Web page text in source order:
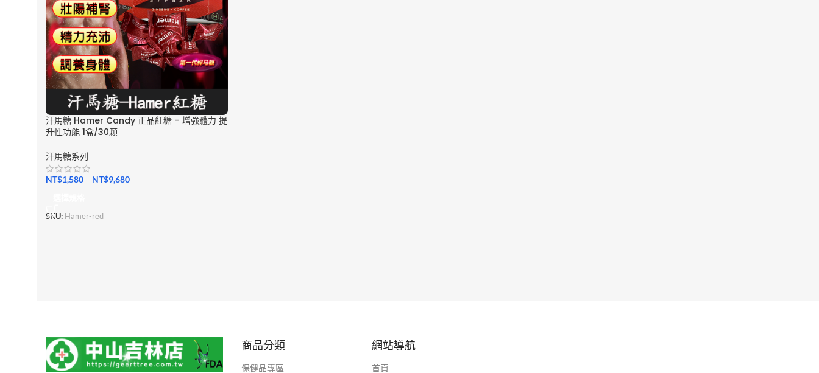
汗馬糖 Hamer Candy 正品紅糖 – 增強體力 提
升性功能 1盒/30顆
汗馬糖系列
NT$1,580 – NT$9,680
SKU: Hamer-red
商品分類
保健品專區
網站導航
首頁